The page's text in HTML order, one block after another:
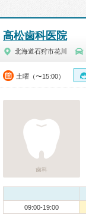
高松歯科医院
北海道石狩市花川
土曜（〜15:00）
歯科
09:00-19:00